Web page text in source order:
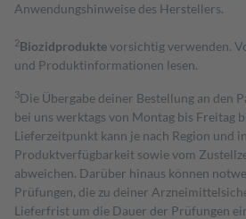
Anwendungshinweise des Herstellers.
2Biozidproduktevorsichtig verwenden.
und Produktinformationen lesen.
3Die Übergabe deiner Bestellung an den
bei uns werktags von Montag bis Freitag
Lieferzeitpunkt kann je nach Region und
Produktverfügbarkeit sowie vom
abweichen. Darüber hinaus können
Prüfungen, die zu deiner
Lieferfrist um die Dauer der Prüfungen